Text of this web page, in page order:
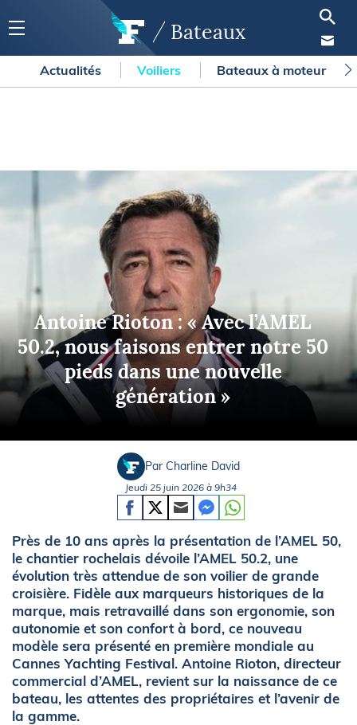
Bateaux
Actualités Voiliers Bateaux à moteur
Antoine Rioton : « Avec l’AMEL
50.2, nous faisons entrer notre 50
pieds dans une nouvelle
génération »
Par Charline David
Jeudi 25 juin 2026 à 9h34
Près de 10 ans après la présentation de l’AMEL 50,
le chantier rochelais dévoile l’AMEL 50.2, une
évolution très attendue de son voilier de grande
croisière. Fidèle aux marqueurs historiques de la
marque, mais retravaillé dans son ergonomie, son
autonomie et son confort à bord, ce nouveau
modèle sera présenté en première mondiale au
Cannes Yachting Festival. Antoine Rioton, directeur
commercial d’AMEL, revient sur la naissance de ce
bateau, les attentes des propriétaires et l’avenir de
la gamme.